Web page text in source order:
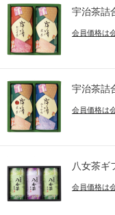
宇治茶詰
会員価格は
宇治茶詰
会員価格は
八女茶ギ
会員価格は